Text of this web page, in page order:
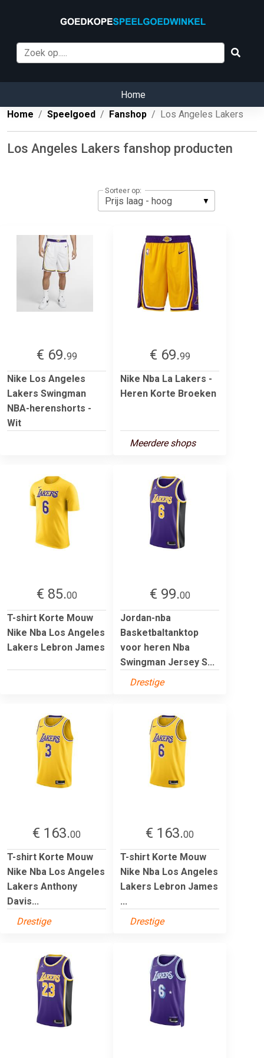
Home
Home
Speelgoed Fanshop Los Angeles Lakers
Los Angeles Lakers fanshop producten
Sorteer op:
€ 69.99
Nike Los Angeles
Lakers Swingman
NBA-herenshorts -
Wit
€ 69.99
Nike Nba La Lakers -
Heren Korte Broeken
Meerdere shops
€ 85.00
T-shirt Korte Mouw
Nike Nba Los Angeles
Lakers Lebron James
€ 99.00
Jordan-nba
Basketbaltanktop
voor heren Nba
Swingman Jersey S...
Drestige
€ 163.00
T-shirt Korte Mouw
Nike Nba Los Angeles
Lakers Anthony
Davis...
Drestige
€ 163.00
T-shirt Korte Mouw
Nike Nba Los Angeles
Lakers Lebron James
...
Drestige